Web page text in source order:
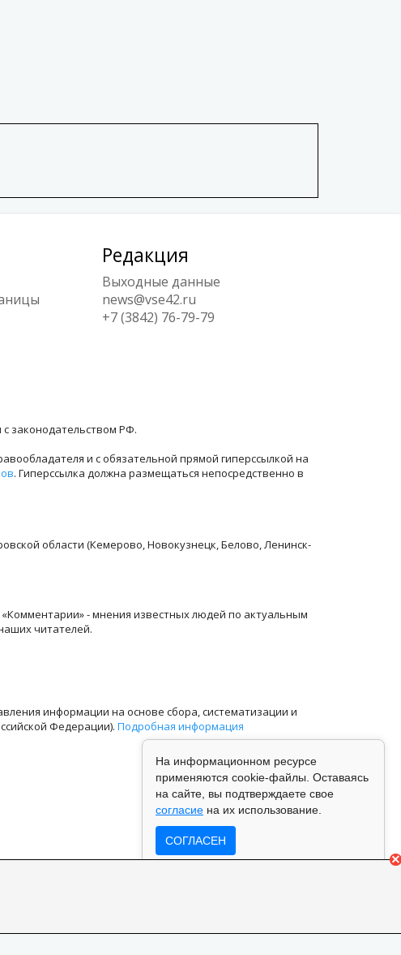
Редакция
Выходные данные
news@vse42.ru
+7 (3842) 76-79-79
законодательством РФ.
и с обязательной прямой гиперссылкой на
. Гиперссылка должна размещаться непосредственно в
области (Кемерово, Новокузнецк, Белово, Ленинск-
- мнения известных людей по актуальным
читателей.
информации на основе сбора, систематизации и
Федерации). Подробная информация
На информационном ресурсе
применяются cookie-файлы. Оставаясь
на сайте, вы подтверждаете свое
согласие на их использование.
СОГЛАСЕН